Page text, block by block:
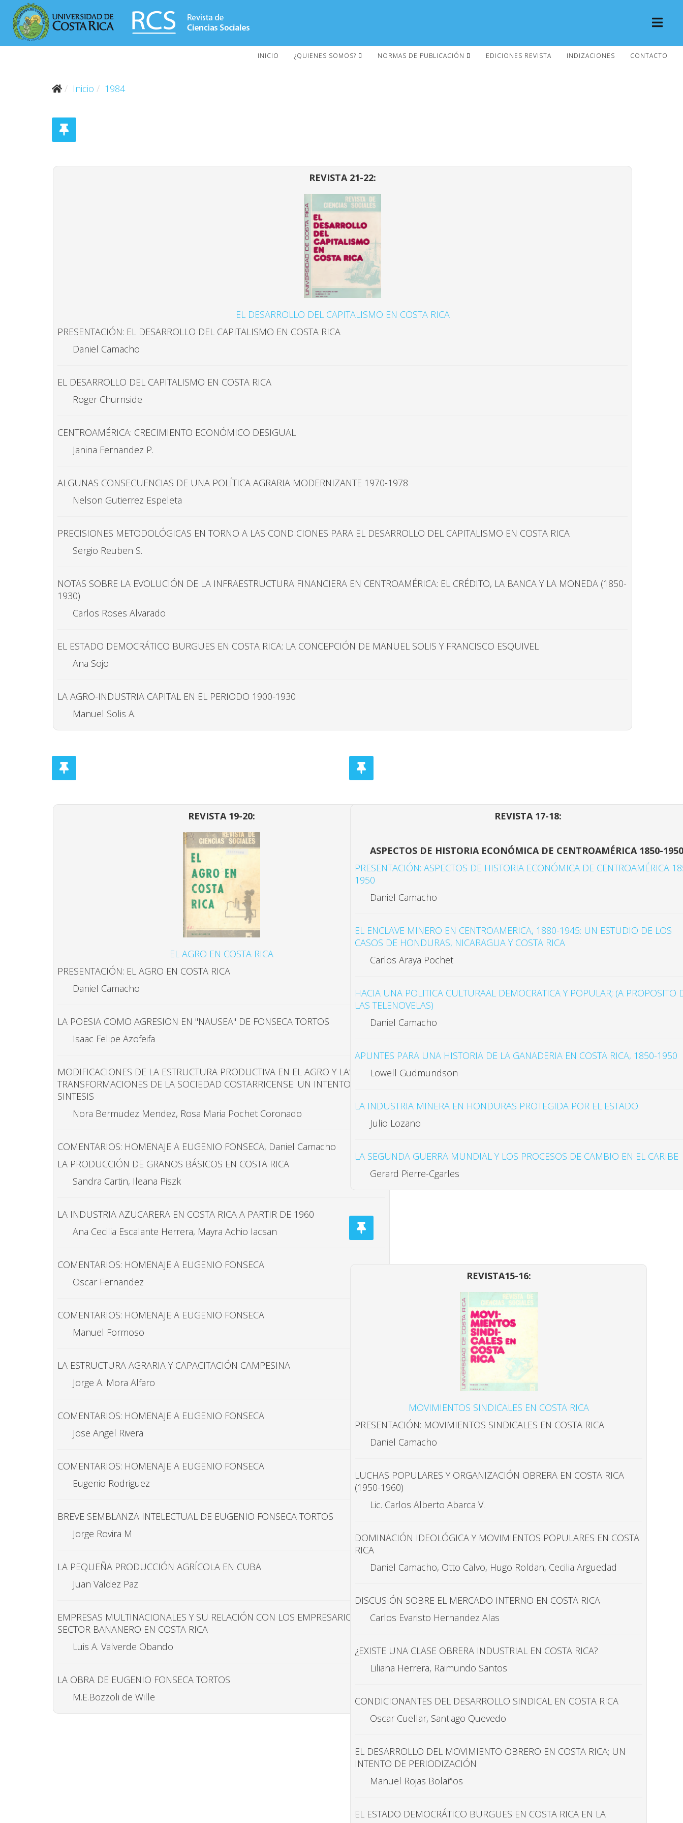
INICIO ¿QUIENES SOMOS? NORMAS DE PUBLICACIÓN EDICIONES REVISTA INDIZACIONES CONTACTO
Inicio 1984
REVISTA 21-22:
EL DESARROLLO DEL CAPITALISMO EN COSTA RICA
PRESENTACIÓN: EL DESARROLLO DEL CAPITALISMO EN COSTA RICA
Daniel Camacho
EL DESARROLLO DEL CAPITALISMO EN COSTA RICA
Roger Churnside
CENTROAMÉRICA: CRECIMIENTO ECONÓMICO DESIGUAL
Janina Fernandez P.
ALGUNAS CONSECUENCIAS DE UNA POLÍTICA AGRARIA MODERNIZANTE 1970-1978
Nelson Gutierrez Espeleta
PRECISIONES METODOLÓGICAS EN TORNO A LAS CONDICIONES PARA EL DESARROLLO DEL CAPITALISMO EN COSTA RICA
Sergio Reuben S.
NOTAS SOBRE LA EVOLUCIÓN DE LA INFRAESTRUCTURA FINANCIERA EN CENTROAMÉRICA: EL CRÉDITO, LA BANCA Y LA MONEDA (1850-
1930)
Carlos Roses Alvarado
EL ESTADO DEMOCRÁTICO BURGUES EN COSTA RICA: LA CONCEPCIÓN DE MANUEL SOLIS Y FRANCISCO ESQUIVEL
Ana Sojo
LA AGRO-INDUSTRIA CAPITAL EN EL PERIODO 1900-1930
Manuel Solis A.
REVISTA 19-20:
EL AGRO EN COSTA RICA
PRESENTACIÓN: EL AGRO EN COSTA RICA
Daniel Camacho
LA POESIA COMO AGRESION EN "NAUSEA" DE FONSECA TORTOS
Isaac Felipe Azofeifa
MODIFICACIONES DE LA ESTRUCTURA PRODUCTIVA EN EL AGRO Y LAS
TRANSFORMACIONES DE LA SOCIEDAD COSTARRICENSE: UN INTENTO DE
SINTESIS
Nora Bermudez Mendez, Rosa Maria Pochet Coronado
COMENTARIOS: HOMENAJE A EUGENIO FONSECA, Daniel Camacho
LA PRODUCCIÓN DE GRANOS BÁSICOS EN COSTA RICA
Sandra Cartin, Ileana Piszk
LA INDUSTRIA AZUCARERA EN COSTA RICA A PARTIR DE 1960
Ana Cecilia Escalante Herrera, Mayra Achio Iacsan
COMENTARIOS: HOMENAJE A EUGENIO FONSECA
Oscar Fernandez
COMENTARIOS: HOMENAJE A EUGENIO FONSECA
Manuel Formoso
LA ESTRUCTURA AGRARIA Y CAPACITACIÓN CAMPESINA
Jorge A. Mora Alfaro
COMENTARIOS: HOMENAJE A EUGENIO FONSECA
Jose Angel Rivera
COMENTARIOS: HOMENAJE A EUGENIO FONSECA
Eugenio Rodriguez
BREVE SEMBLANZA INTELECTUAL DE EUGENIO FONSECA TORTOS
Jorge Rovira M
LA PEQUEÑA PRODUCCIÓN AGRÍCOLA EN CUBA
Juan Valdez Paz
EMPRESAS MULTINACIONALES Y SU RELACIÓN CON LOS EMPRESARIOS DEL
SECTOR BANANERO EN COSTA RICA
Luis A. Valverde Obando
LA OBRA DE EUGENIO FONSECA TORTOS
M.E.Bozzoli de Wille
REVISTA 17-18:
ASPECTOS DE HISTORIA ECONÓMICA DE CENTROAMÉRICA 1850-1950
PRESENTACIÓN: ASPECTOS DE HISTORIA ECONÓMICA DE CENTROAMÉRICA
1950
Daniel Camacho
EL ENCLAVE MINERO EN CENTROAMERICA, 1880-1945: UN ESTUDIO DE LOS
CASOS DE HONDURAS, NICARAGUA Y COSTA RICA
Carlos Araya Pochet
HACIA UNA POLITICA CULTURAAL DEMOCRATICA Y POPULAR; (A PROPOSITO
LAS TELENOVELAS)
Daniel Camacho
APUNTES PARA UNA HISTORIA DE LA GANADERIA EN COSTA RICA, 1850-1950
Lowell Gudmundson
LA INDUSTRIA MINERA EN HONDURAS PROTEGIDA POR EL ESTADO
Julio Lozano
LA SEGUNDA GUERRA MUNDIAL Y LOS PROCESOS DE CAMBIO EN EL CARIBE
Gerard Pierre-Cgarles
REVISTA15-16:
MOVIMIENTOS SINDICALES EN COSTA RICA
PRESENTACIÓN: MOVIMIENTOS SINDICALES EN COSTA RICA
Daniel Camacho
LUCHAS POPULARES Y ORGANIZACIÓN OBRERA EN COSTA RICA
(1950-1960)
Lic. Carlos Alberto Abarca V.
DOMINACIÓN IDEOLÓGICA Y MOVIMIENTOS POPULARES EN COSTA
RICA
Daniel Camacho, Otto Calvo, Hugo Roldan, Cecilia Arguedad
DISCUSIÓN SOBRE EL MERCADO INTERNO EN COSTA RICA
Carlos Evaristo Hernandez Alas
¿EXISTE UNA CLASE OBRERA INDUSTRIAL EN COSTA RICA?
Liliana Herrera, Raimundo Santos
CONDICIONANTES DEL DESARROLLO SINDICAL EN COSTA RICA
Oscar Cuellar, Santiago Quevedo
EL DESARROLLO DEL MOVIMIENTO OBRERO EN COSTA RICA; UN
INTENTO DE PERIODIZACIÓN
Manuel Rojas Bolaños
EL ESTADO DEMOCRÁTICO BURGUES EN COSTA RICA EN LA